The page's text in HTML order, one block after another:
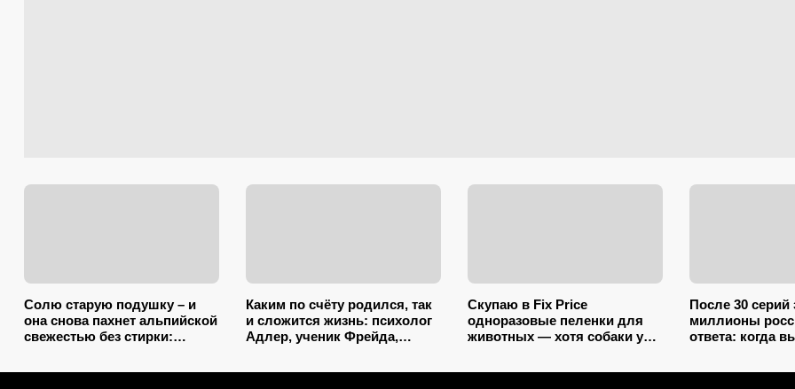
Солю старую подушку – и
она снова пахнет альпийской
свежестью без стирки:
Каким по счёту родился, так
и сложится жизнь: психолог
Адлер, ученик Фрейда,
Скупаю в Fix Price
одноразовые пеленки для
животных — хотя собаки у
После 30 серий
миллионы
ответа: когда